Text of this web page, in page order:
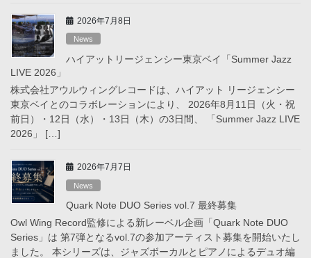
2026年7月8日
News
ハイアットリージェンシー東京ベイ「Summer Jazz
LIVE 2026」
株式会社アウルウィングレコードは、ハイアット リージェンシー
東京ベイとのコラボレーションにより、 2026年8月11日（火・祝
前日）・12日（水）・13日（木）の3日間、 「Summer Jazz LIVE
2026」 […]
2026年7月7日
News
Quark Note DUO Series vol.7 最終募集
Owl Wing Record監修による新レーベル企画「Quark Note DUO
Series」は 第7弾となるvol.7の参加アーティスト募集を開始いたし
ました。 本シリーズは、ジャズボーカルとピアノによるデュオ編